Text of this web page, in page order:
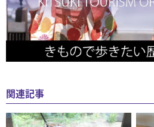
関連記事